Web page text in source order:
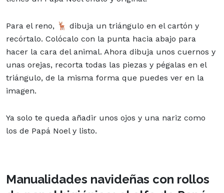
Para el reno, 🦌 dibuja un triángulo en el cartón y
recórtalo. Colócalo con la punta hacia abajo para
hacer la cara del animal. Ahora dibuja unos cuernos y
unas orejas, recorta todas las piezas y pégalas en el
triángulo, de la misma forma que puedes ver en la
imagen.
Ya solo te queda añadir unos ojos y una nariz como
los de Papá Noel y listo.
Manualidades navideñas con rollos